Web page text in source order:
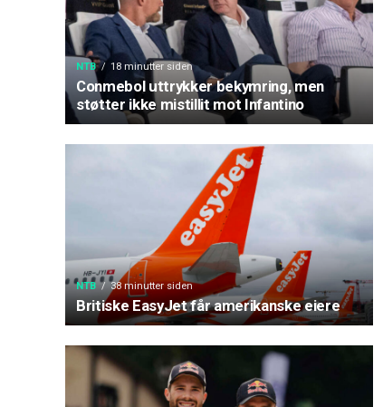
NTB 18 minutter siden
Conmebol uttrykker bekymring, men
støtter ikke mistillit mot Infantino
NTB 38 minutter siden
Britiske EasyJet får amerikanske eiere